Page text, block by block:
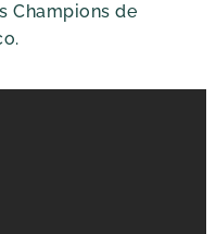
Champions de